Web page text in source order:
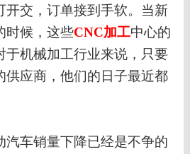
开交，订单接到手软。当新
时候，这些CNC加工中心的
于机械加工行业来说，只要
供应商，他们的日子最近都
汽车销量下降已经是不争的